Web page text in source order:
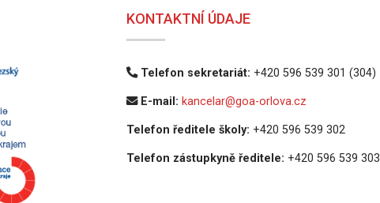
KONTAKTNÍ ÚDAJE
Telefon sekretariát: +420 596 539 301 (304)
E-mail: kancelar@goa-orlova.cz
Telefon ředitele školy: +420 596 539 302
Telefon zástupkyně ředitele: +420 596 539 303